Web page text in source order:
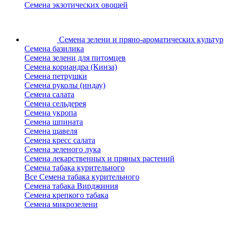
Семена экзотических овощей
Семена зелени и пряно-ароматических культур
Семена базилика
Семена зелени для питомцев
Семена кориандра (Кинза)
Семена петрушки
Семена руколы (индау)
Семена салата
Семена сельдерея
Семена укропа
Семена шпината
Семена щавеля
Семена кресс салата
Семена зеленого лука
Семена лекарственных и пряных растений
Семена табака курительного
Все Семена табака курительного
Семена табака Вирджиния
Семена крепкого табака
Семена микрозелени